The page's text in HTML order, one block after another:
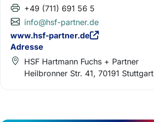
+49 (711) 691 56 5
info@hsf-partner.de
www.hsf-partner.de
Adresse
HSF Hartmann Fuchs + Partner
Heilbronner Str. 41, 70191 Stuttgart